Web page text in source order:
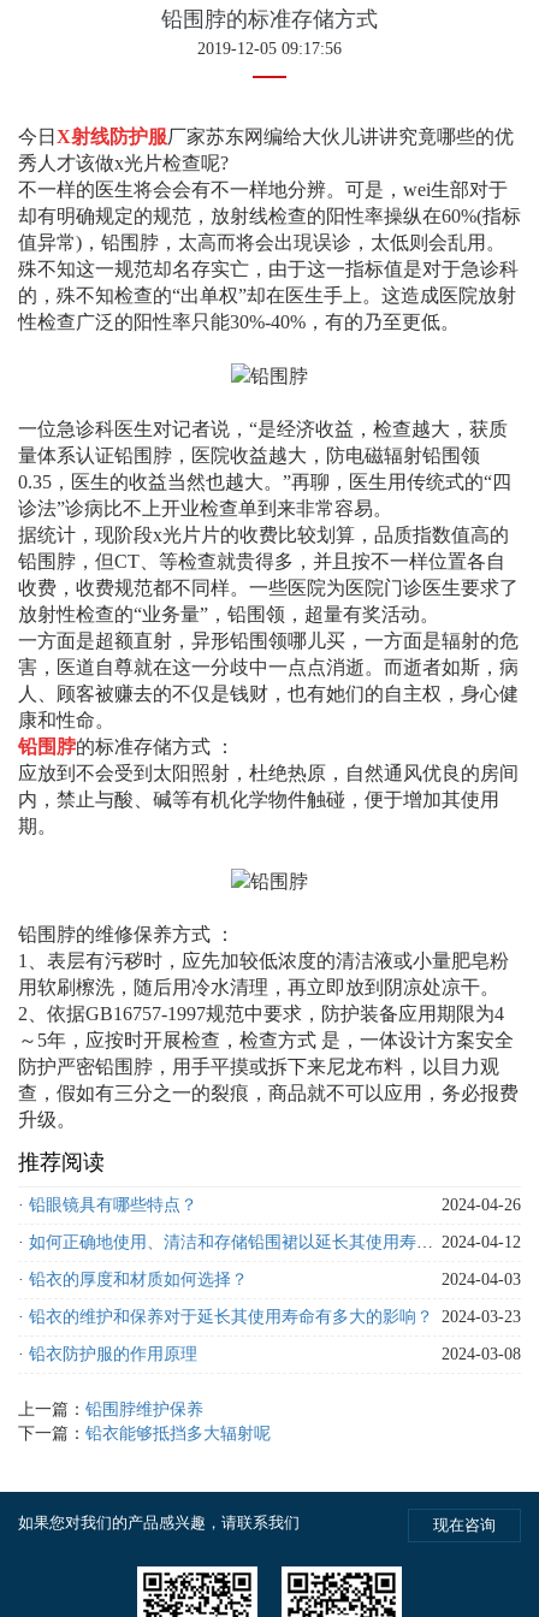
铅围脖的标准存储方式
2019-12-05 09:17:56
今日 X射线防护服厂家苏东网编给大伙儿讲讲究竟哪些的优
秀人才该做x光片检查呢?
不一样的医生将会会有不一样地分辨。可是，wei生部对于
却有明确规定的规范，放射线检查的阳性率操纵在60%(指标
值异常)，铅围脖，太高而将会出現误诊，太低则会乱用。
殊不知这一规范却名存实亡，由于这一指标值是对于急诊科
的，殊不知检查的“出单权”却在医生手上。这造成医院放射
性检查广泛的阳性率只能30%-40%，有的乃至更低。
一位急诊科医生对记者说，“是经济收益，检查越大，获质
量体系认证铅围脖，医院收益越大，防电磁辐射铅围领
0.35，医生的收益当然也越大。”再聊，医生用传统式的“四
诊法”诊病比不上开业检查单到来非常容易。
据统计，现阶段x光片片的收费比较划算，品质指数值高的
铅围脖，但CT、等检查就贵得多，并且按不一样位置各自
收费，收费规范都不同样。一些医院为医院门诊医生要求了
放射性检查的“业务量”，铅围领，超量有奖活动。
一方面是超额直射，异形铅围领哪儿买，一方面是辐射的危
害，医道自尊就在这一分歧中一点点消逝。而逝者如斯，病
人、顾客被赚去的不仅是钱财，也有她们的自主权，身心健
康和性命。
铅围脖的标准存储方式 ：
应放到不会受到太阳照射，杜绝热原，自然通风优良的房间
内，禁止与酸、碱等有机化学物件触碰，便于增加其使用
期。
铅围脖的维修保养方式 ：
1、表层有污秽时，应先加较低浓度的清洁液或小量肥皂粉
用软刷檫洗，随后用冷水清理，再立即放到阴凉处凉干。
2、依据GB16757-1997规范中要求，防护装备应用期限为4
～5年，应按时开展检查，检查方式 是，一体设计方案安全
防护严密铅围脖，用手平摸或拆下来尼龙布料，以目力观
查，假如有三分之一的裂痕，商品就不可以应用，务必报费
升级。
推荐阅读
2024-04-26
· 铅眼镜具有哪些特点？
2024-04-12
· 如何正确地使用、清洁和存储铅围裙以延长其使用寿命？
2024-04-03
· 铅衣的厚度和材质如何选择？
2024-03-23
· 铅衣的维护和保养对于延长其使用寿命有多大的影响？
2024-03-08
· 铅衣防护服的作用原理
上一篇： 铅围脖维护保养
下一篇： 铅衣能够抵挡多大辐射呢
如果您对我们的产品感兴趣，请联系我们 现在咨询